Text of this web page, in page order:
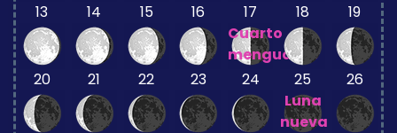
13 14 15 16
17
Cuarto
menguante
18 19
20 21 22 23 24
25
Luna
nueva
26